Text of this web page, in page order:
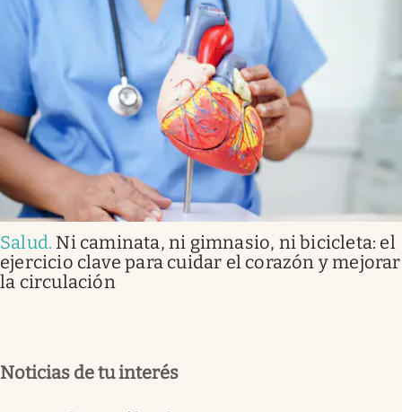
Salud. Ni caminata, ni gimnasio, ni bicicleta: el
ejercicio clave para cuidar el corazón y mejorar
la circulación
Noticias de tu interés